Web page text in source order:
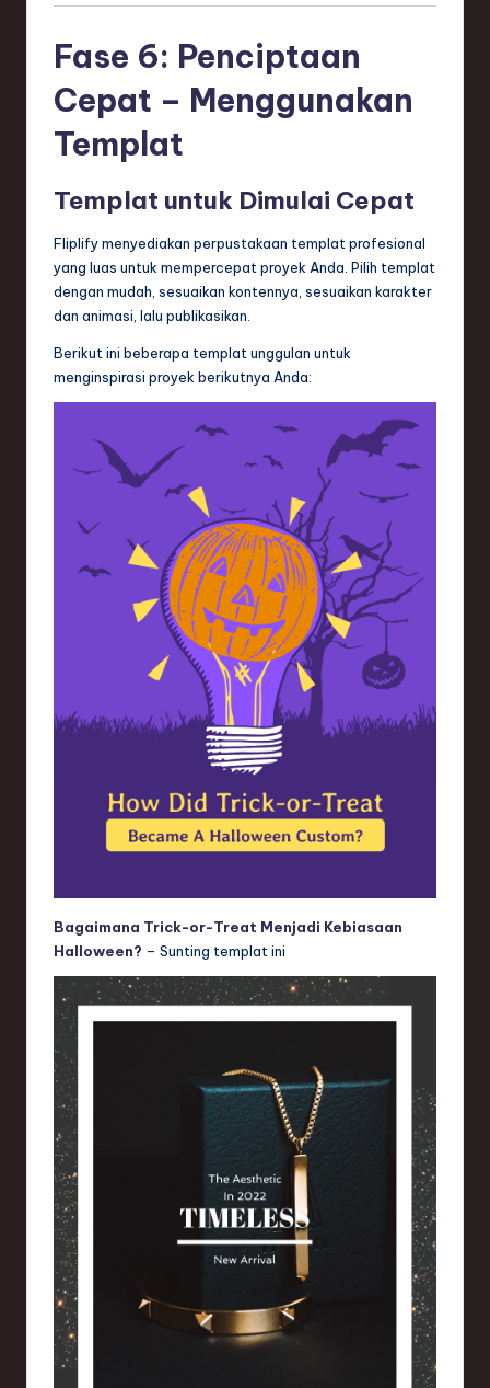
Fase 6: Penciptaan
Cepat – Menggunakan
Templat
Templat untuk Dimulai Cepat
Fliplify menyediakan perpustakaan templat profesional
yang luas untuk mempercepat proyek Anda. Pilih templat
dengan mudah, sesuaikan kontennya, sesuaikan karakter
dan animasi, lalu publikasikan.
Berikut ini beberapa templat unggulan untuk
menginspirasi proyek berikutnya Anda:
Bagaimana Trick-or-Treat Menjadi Kebiasaan
Halloween? – Sunting templat ini